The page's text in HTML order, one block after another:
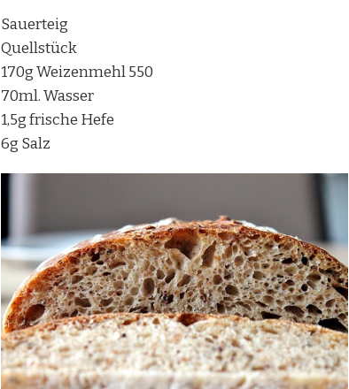
Sauerteig
Quellstück
170g Weizenmehl 550
70ml. Wasser
1,5g frische Hefe
6g Salz